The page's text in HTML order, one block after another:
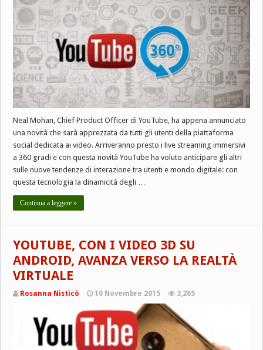
Neal Mohan, Chief Product Officer di YouTube, ha appena annunciato
una novità che sarà apprezzata da tutti gli utenti della piattaforma
social dedicata ai video. Arriveranno presto i live streaming immersivi
a 360 gradi e con questa novità YouTube ha voluto anticipare gli altri
sulle nuove tendenze di interazione tra utenti e mondo digitale: con
questa tecnologia la dinamicità degli …
Continua a leggere »
YOUTUBE, CON I VIDEO 3D SU
ANDROID, AVANZA VERSO LA REALTÀ
VIRTUALE
Rosanna Nisticò 10 Novembre 2015 3,265